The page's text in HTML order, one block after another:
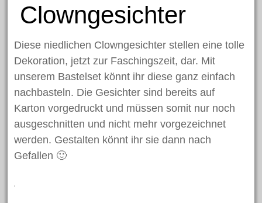
Clowngesichter
Diese niedlichen Clowngesichter stellen eine tolle
Dekoration, jetzt zur Faschingszeit, dar. Mit
unserem Bastelset könnt ihr diese ganz einfach
nachbasteln. Die Gesichter sind bereits auf
Karton vorgedruckt und müssen somit nur noch
ausgeschnitten und nicht mehr vorgezeichnet
werden. Gestalten könnt ihr sie dann nach
Gefallen 🙂